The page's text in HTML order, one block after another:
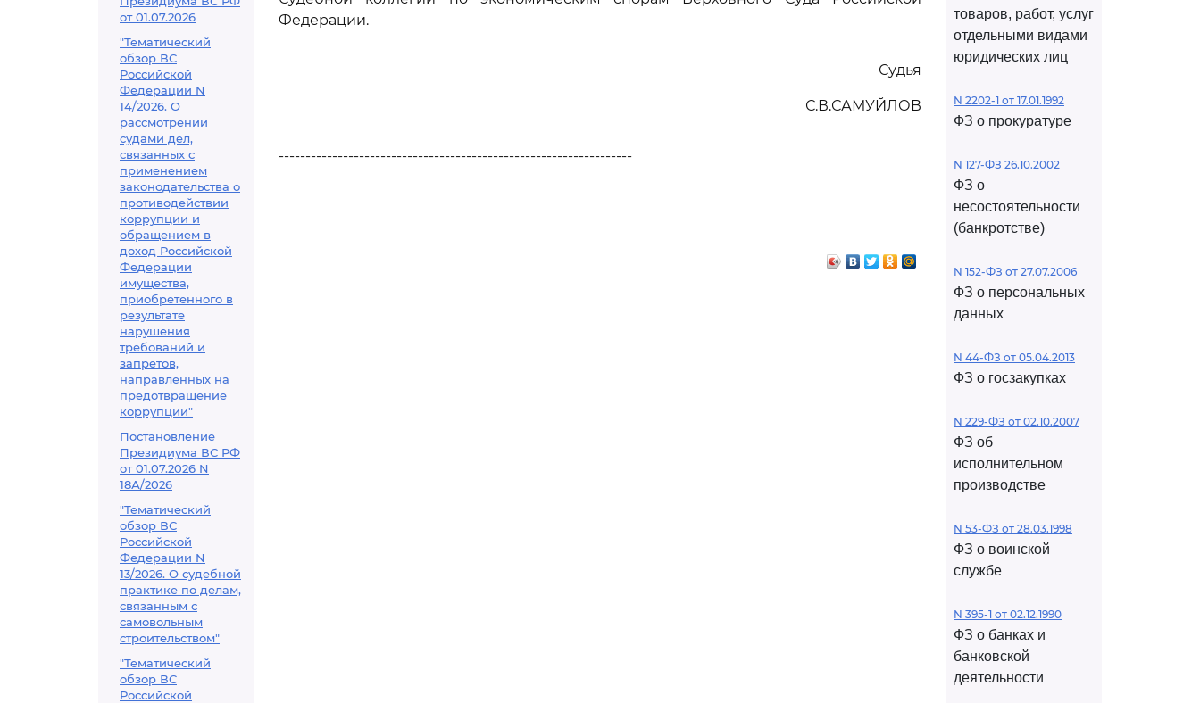
от 01.07.2026
"Тематический
обзор ВС
Российской
Федерации N
14/2026. О
рассмотрении
судами дел,
связанных с
применением
законодательства о
противодействии
коррупции и
обращением в
доход Российской
Федерации
имущества,
приобретенного в
результате
нарушения
требований и
запретов,
направленных на
предотвращение
коррупции"
Постановление
Президиума ВС РФ
от 01.07.2026 N
18А/2026
"Тематический
обзор ВС
Российской
Федерации N
13/2026. О судебной
практике по делам,
связанным с
самовольным
строительством"
"Тематический
обзор ВС
Российской
Федерации.
Судья
С.В.САМУЙЛОВ
------------------------------------------------------------------
товаров, работ, услуг
отдельными видами
юридических лиц
N 2202-1 от 17.01.1992
ФЗ о прокуратуре
N 127-ФЗ 26.10.2002
ФЗ о
несостоятельности
(банкротстве)
N 152-ФЗ от 27.07.2006
ФЗ о персональных
данных
N 44-ФЗ от 05.04.2013
ФЗ о госзакупках
N 229-ФЗ от 02.10.2007
ФЗ об
исполнительном
производстве
N 53-ФЗ от 28.03.1998
ФЗ о воинской
службе
N 395-1 от 02.12.1990
ФЗ о банках и
банковской
деятельности